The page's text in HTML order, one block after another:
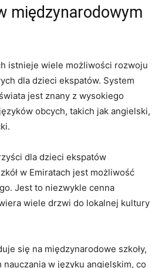
międzynarodowym
istnieje wiele możliwości rozwoju
dla dzieci ekspatów. System
jest znany z wysokiego
obcych, takich⁣ jak angielski,
dla dzieci ekspatów
w Emiratach jest⁣ możliwość
Jest to niezwykle cenna
wiele drzwi do lokalnej kultury
się⁣ na międzynarodowe szkoły,
w języku angielskim, co